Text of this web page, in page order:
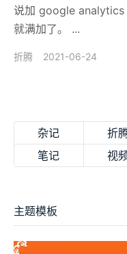
说加 google analytics
就满加了。 ...
折腾 2021-06-24
杂记 折
笔记
视
主题模板